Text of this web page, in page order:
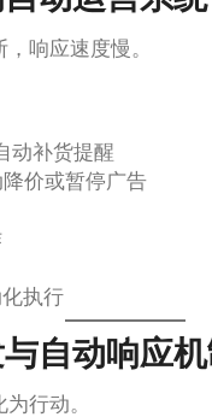
响应速度慢。
动补货提醒
价或暂停广告
执行
自动响应
行动。